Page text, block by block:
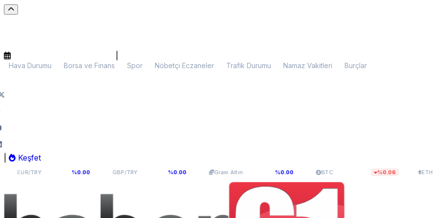
Hava Durumu Borsa ve Finans Spor Nöbetçi Eczaneler Trafik Durumu Namaz Vakitleri Burçlar
Keşfet
55,1141 GBP/TRY 64,2936 Gram Altın6.107,34 BTC $65.010,25 ETH $1.919,89